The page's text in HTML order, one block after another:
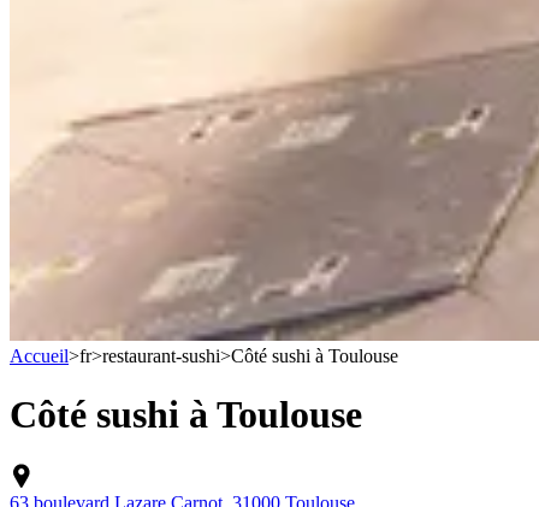
Accueil>fr>restaurant-sushi>Côté sushi à Toulouse
Côté sushi à Toulouse
63 boulevard Lazare Carnot, 31000 Toulouse